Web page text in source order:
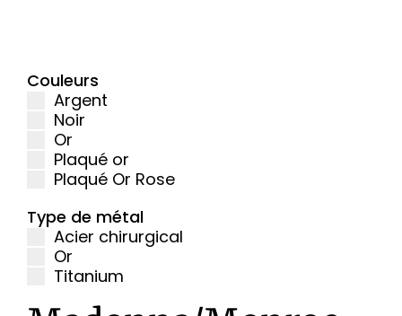
Couleurs
Argent
Noir
Or
Plaqué or
Plaqué Or Rose
Type de métal
Acier chirurgical
Or
Titanium